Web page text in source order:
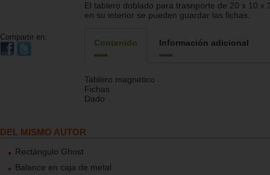
Compartir en:
El tablero doblado para trasnporte de 20 x 10 x
en su interior se pueden guardar las fichas.
Contenido Información adicional
Tablero magnético
Fichas
Dado
DEL MISMO AUTOR
Rectángulo Ghost
Balance en caja de metal